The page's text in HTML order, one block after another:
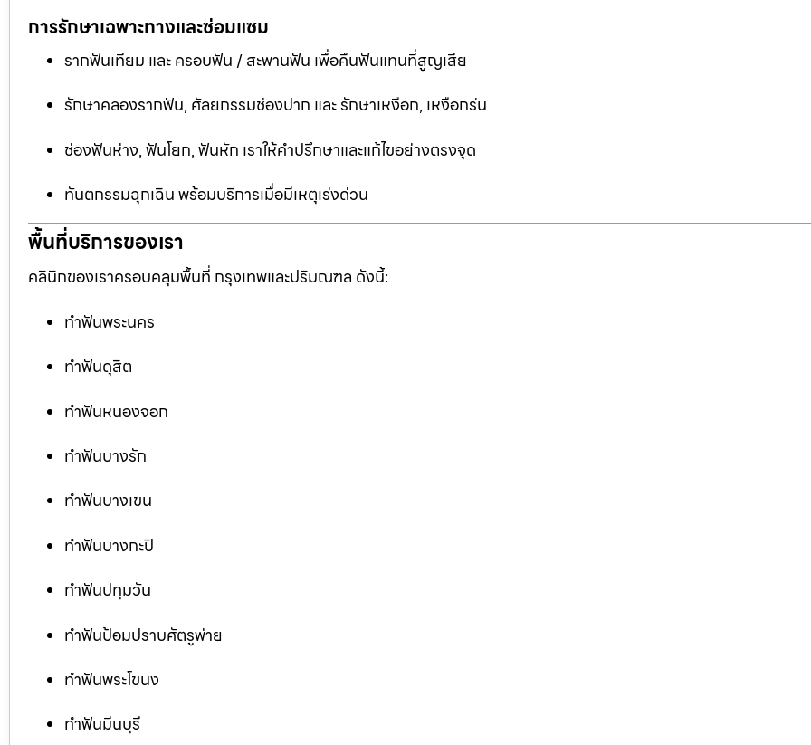
การรักษาเฉพาะทางและซ่อมแซม
รากฟันเทียม และ ครอบฟัน / สะพานฟัน เพื่อคืนฟันแทนที่สูญเสีย
รักษาคลองรากฟัน, ศัลยกรรมช่องปาก และ รักษาเหงือก, เหงือกร่น
ช่องฟันห่าง, ฟันโยก, ฟันหัก เราให้คำปรึกษาและแก้ไขอย่างตรงจุด
ทันตกรรมฉุกเฉิน พร้อมบริการเมื่อมีเหตุเร่งด่วน
พื้นที่บริการของเรา
คลินิกของเราครอบคลุมพื้นที่ กรุงเทพและปริมณฑล ดังนี้:
ทำฟันพระนคร
ทำฟันดุสิต
ทำฟันหนองจอก
ทำฟันบางรัก
ทำฟันบางเขน
ทำฟันบางกะปิ
ทำฟันปทุมวัน
ทำฟันป้อมปราบศัตรูพ่าย
ทำฟันพระโขนง
ทำฟันมีนบุรี